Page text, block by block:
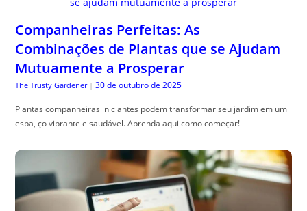
Companheiras Perfeitas: As
Combinações de Plantas que se Ajudam
Mutuamente a Prosperar
The Trusty Gardener | 30 de outubro de 2025
Plantas companheiras iniciantes podem transformar seu jardim em um
espa, ço vibrante e saudável. Aprenda aqui como começar!